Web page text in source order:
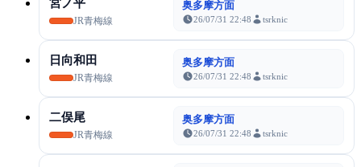
宮ノ平
JR青梅線
奥多摩方面
26/07/31 22:48 tsrknic
日向和田
JR青梅線
奥多摩方面
26/07/31 22:48 tsrknic
二俣尾
JR青梅線
奥多摩方面
26/07/31 22:48 tsrknic